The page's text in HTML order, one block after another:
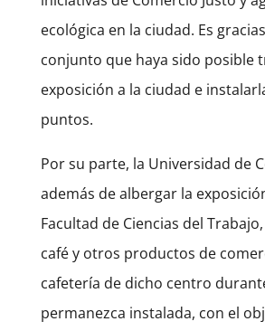
ecológica en la ciudad. Es
conjunto que haya sido posible
exposición a la ciudad e
puntos.
Por su parte, la Universidad de
además de albergar la
Facultad de Ciencias del
café y otros productos de
cafetería de dicho centro
permanezca instalada, con el